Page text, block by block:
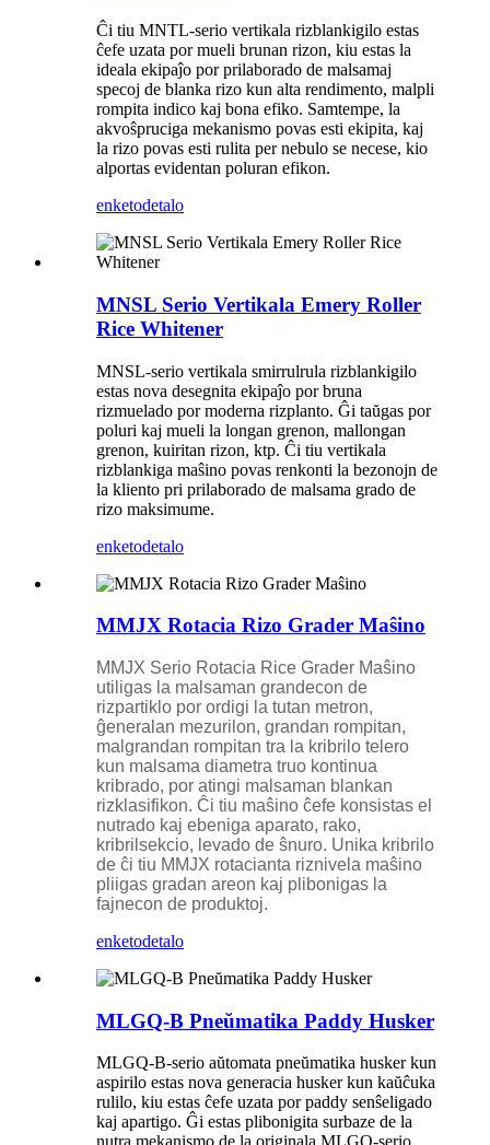
Ĉi tiu MNTL-serio vertikala rizblankigilo estas
ĉefe uzata por mueli brunan rizon, kiu estas la
ideala ekipaĵo por prilaborado de malsamaj
specoj de blanka rizo kun alta rendimento, malpli
rompita indico kaj bona efiko. Samtempe, la
akvoŝpruciga mekanismo povas esti ekipita, kaj
la rizo povas esti rulita per nebulo se necese, kio
alportas evidentan poluran efikon.
enketodetalo
MNSL Serio Vertikala Emery Roller
Rice Whitener
MNSL-serio vertikala smirrulrula rizblankigilo
estas nova desegnita ekipaĵo por bruna
rizmuelado por moderna rizplanto. Ĝi taŭgas por
poluri kaj mueli la longan grenon, mallongan
grenon, kuiritan rizon, ktp. Ĉi tiu vertikala
rizblankiga maŝino povas renkonti la bezonojn de
la kliento pri prilaborado de malsama grado de
rizo maksimume.
enketodetalo
MMJX Rotacia Rizo Grader Maŝino
MMJX Serio Rotacia Rice Grader Maŝino
utiligas la malsaman grandecon de
rizpartiklo por ordigi la tutan metron,
ĝeneralan mezurilon, grandan rompitan,
malgrandan rompitan tra la kribrilo telero
kun malsama diametra truo kontinua
kribrado, por atingi malsaman blankan
rizklasifikon. Ĉi tiu maŝino ĉefe konsistas el
nutrado kaj ebeniga aparato, rako,
kribrilsekcio, levado de ŝnuro. Unika kribrilo
de ĉi tiu MMJX rotacianta riznivela maŝino
pliigas gradan areon kaj plibonigas la
fajnecon de produktoj.
enketodetalo
MLGQ-B Pneŭmatika Paddy Husker
MLGQ-B-serio aŭtomata pneŭmatika husker kun
aspirilo estas nova generacia husker kun kaŭĉuka
rulilo, kiu estas ĉefe uzata por paddy senŝeligado
kaj apartigo. Ĝi estas plibonigita surbaze de la